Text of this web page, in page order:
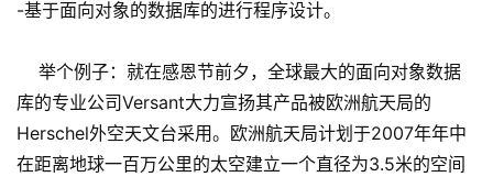
-基于面向对象的数据库的进行程序设计。
举个例子：就在感恩节前夕，全球最大的面向对象数据
库的专业公司Versant大力宣扬其产品被欧洲航天局的
Herschel外空天文台采用。欧洲航天局计划于2007年年中
在距离地球一百万公里的太空建立一个直径为3.5米的空间